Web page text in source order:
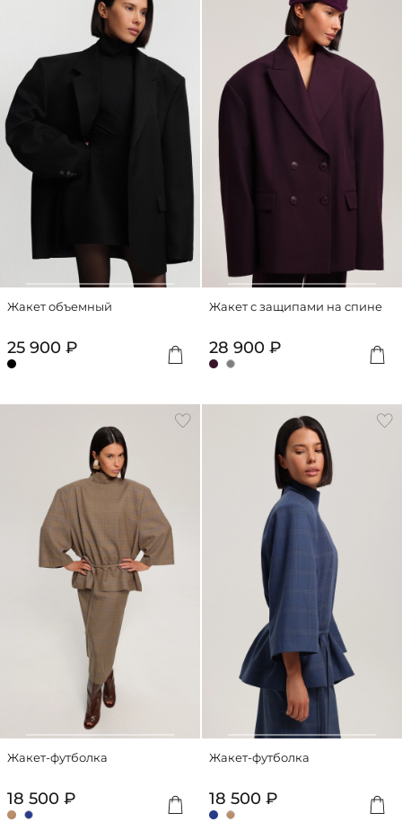
Жакет объемный
25 900 ₽
Жакет с защипами на спине
28 900 ₽
Жакет-футболка
18 500 ₽
Жакет-футболка
18 500 ₽